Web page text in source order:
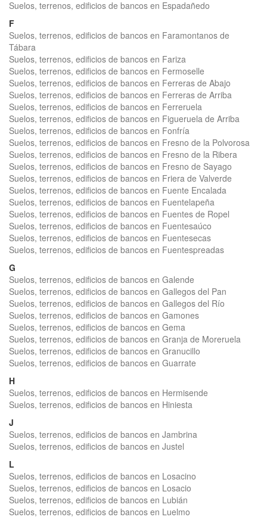
Suelos, terrenos, edificios de bancos en Espadañedo
F
Suelos, terrenos, edificios de bancos en Faramontanos de
Tábara
Suelos, terrenos, edificios de bancos en Fariza
Suelos, terrenos, edificios de bancos en Fermoselle
Suelos, terrenos, edificios de bancos en Ferreras de Abajo
Suelos, terrenos, edificios de bancos en Ferreras de Arriba
Suelos, terrenos, edificios de bancos en Ferreruela
Suelos, terrenos, edificios de bancos en Figueruela de Arriba
Suelos, terrenos, edificios de bancos en Fonfría
Suelos, terrenos, edificios de bancos en Fresno de la Polvorosa
Suelos, terrenos, edificios de bancos en Fresno de la Ribera
Suelos, terrenos, edificios de bancos en Fresno de Sayago
Suelos, terrenos, edificios de bancos en Friera de Valverde
Suelos, terrenos, edificios de bancos en Fuente Encalada
Suelos, terrenos, edificios de bancos en Fuentelapeña
Suelos, terrenos, edificios de bancos en Fuentes de Ropel
Suelos, terrenos, edificios de bancos en Fuentesaúco
Suelos, terrenos, edificios de bancos en Fuentesecas
Suelos, terrenos, edificios de bancos en Fuentespreadas
G
Suelos, terrenos, edificios de bancos en Galende
Suelos, terrenos, edificios de bancos en Gallegos del Pan
Suelos, terrenos, edificios de bancos en Gallegos del Río
Suelos, terrenos, edificios de bancos en Gamones
Suelos, terrenos, edificios de bancos en Gema
Suelos, terrenos, edificios de bancos en Granja de Moreruela
Suelos, terrenos, edificios de bancos en Granucillo
Suelos, terrenos, edificios de bancos en Guarrate
H
Suelos, terrenos, edificios de bancos en Hermisende
Suelos, terrenos, edificios de bancos en Hiniesta
J
Suelos, terrenos, edificios de bancos en Jambrina
Suelos, terrenos, edificios de bancos en Justel
L
Suelos, terrenos, edificios de bancos en Losacino
Suelos, terrenos, edificios de bancos en Losacio
Suelos, terrenos, edificios de bancos en Lubián
Suelos, terrenos, edificios de bancos en Luelmo